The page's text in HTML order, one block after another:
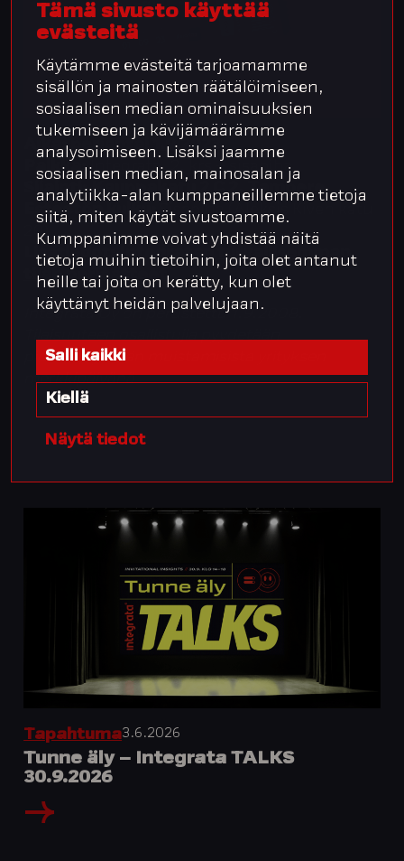
Tämä sivusto käyttää
evästeitä
Käytämme evästeitä tarjoamamme
sisällön ja mainosten räätälöimiseen,
sosiaalisen median ominaisuuksien
tukemiseen ja kävijämäärämme
analysoimiseen. Lisäksi jaamme
sosiaalisen median, mainosalan ja
analytiikka-alan kumppaneillemme tietoja
siitä, miten käytät sivustoamme.
Kumppanimme voivat yhdistää näitä
tietoja muihin tietoihin, joita olet antanut
heille tai joita on kerätty, kun olet
käyttänyt heidän palvelujaan.
Salli kaikki
Kiellä
Näytä tiedot
Aika:perjantai 1.9.2023
Paikka:Integrata, 2. krs + sisäpiha
Sijainti: Kauppakatu 2 C 2, Tampere
Esteetön kulku:Sisäpiha (Aleksis Kiven katu
20)
Lisätiedot: Integratan turvallisemman
tilan periaatteet
Integrata Oy on perustettu 1.9.2008.
pidättäytymään muistamisista yrityksen
merkkipäivänä
Tapahtuma3.6.2026
Tunne äly – Integrata TALKS
30.9.2026